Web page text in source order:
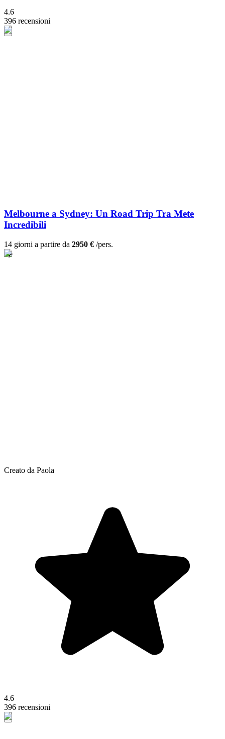
4.6
396 recensioni
Melbourne a Sydney: Un Road Trip Tra Mete
Incredibili
14 giorni a partire da 2950 € /pers.
Creato da Paola
4.6
396 recensioni